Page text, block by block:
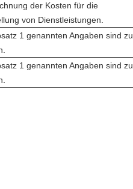
der Kosten für die
von Dienstleistungen.
1 genannten Angaben sind zu
1 genannten Angaben sind zu